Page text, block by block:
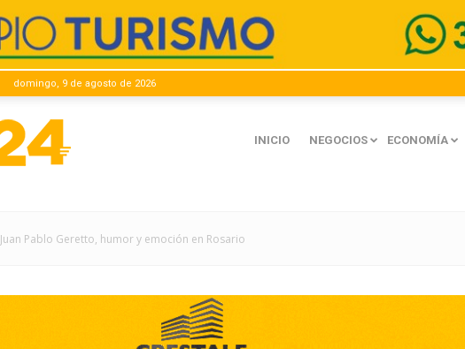
domingo, 9 de agosto de 2026
|
Información
INICIO NEGOCIOS ECONOMÍA
Juan Pablo Geretto, humor y emoción en Rosario